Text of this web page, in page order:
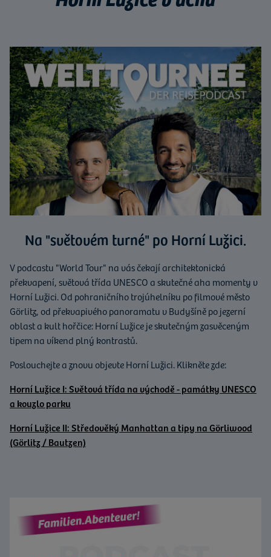
Na "světovém turné" po Horní Lužici.
V podcastu "World Tour" na vás čekají architektonická
překvapení, světová třída UNESCO a skutečné aha momenty v
Horní Lužici. Od pohraničního trojúhelníku po filmové město
Görlitz, od překvapivého panoramatu v Budyšíně po jezerní
oblast a kult hořčice: Horní Lužice je skutečným zasvěceným
tipem na víkend plný kontrastů.
Poslouchejte a znovu objevte Horní Lužici. Klikněte zde:
Horní Lužice I: Světová třída na východě - památky UNESCO
a kouzlo parku
Horní Lužice II: Středověký Manhattan a tipy na Görliwood
(Görlitz / Bautzen)